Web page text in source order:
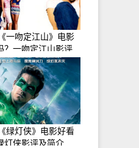
一吻定江山》电影
？一吻定江山影评
绿灯侠》电影好看
灯侠影评及简介